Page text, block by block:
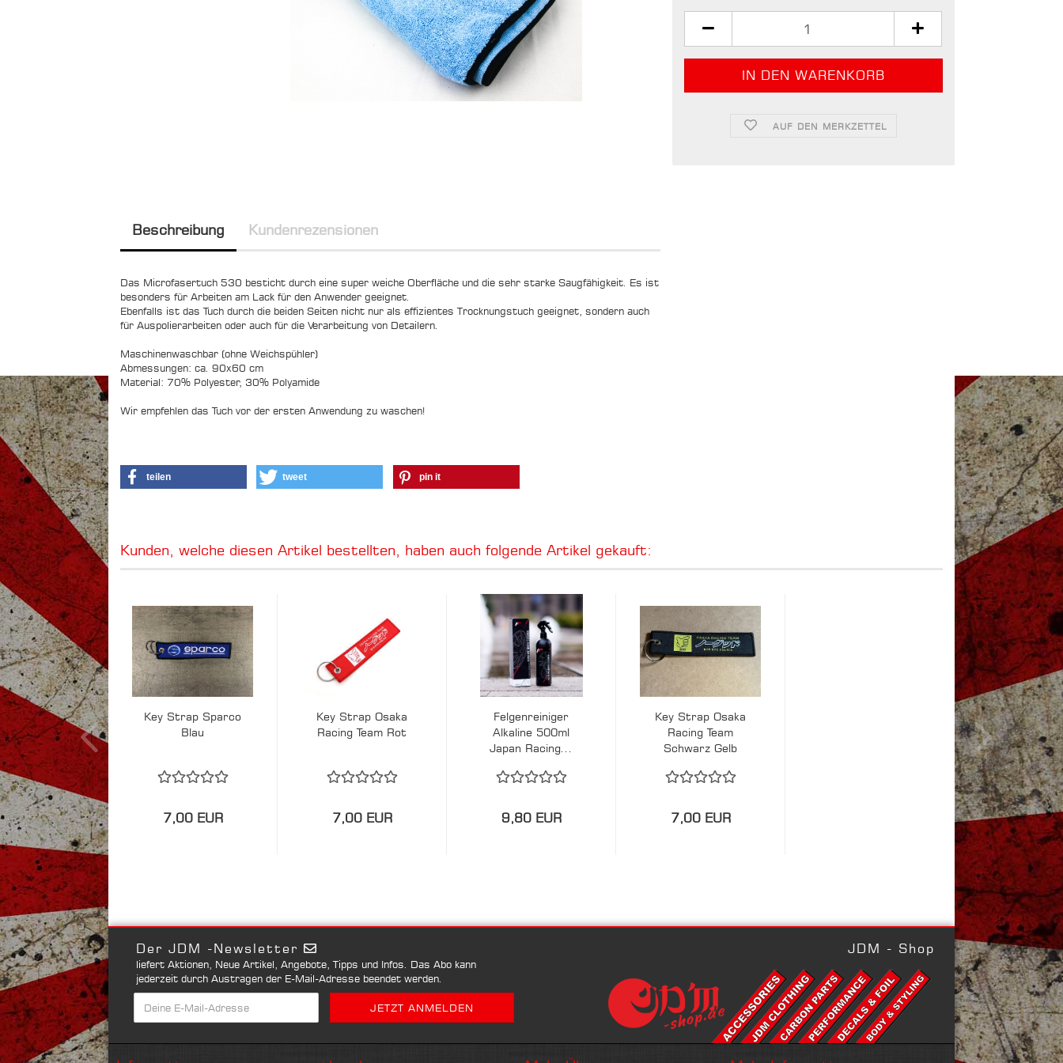
AUF DEN MERKZETTEL
Beschreibung Kundenrezensionen
Das Microfasertuch 530 besticht durch eine super weiche Oberfläche und die sehr starke Saugfähigkeit. Es ist
besonders für Arbeiten am Lack für den Anwender geeignet.
Ebenfalls ist das Tuch durch die beiden Seiten nicht nur als effizientes Trocknungstuch geeignet, sondern auch
für Auspolierarbeiten oder auch für die Verarbeitung von Detailern.
Maschinenwaschbar (ohne Weichspühler)
Abmessungen: ca. 90x60 cm
Material: 70% Polyester, 30% Polyamide
Wir empfehlen das Tuch vor der ersten Anwendung zu waschen!
teilen tweet pin it
Kunden, welche diesen Artikel bestellten, haben auch folgende Artikel gekauft:
Key Strap Sparco
Blau
7,00 EUR
Key Strap Osaka
Racing Team Rot
7,00 EUR
Felgenreiniger
Alkaline 500ml
Japan Racing...
9,80 EUR
Key Strap Osaka
Racing Team
Schwarz Gelb
7,00 EUR
Der JDM -Newsletter
liefert Aktionen, Neue Artikel, Angebote, Tipps und Infos. Das Abo kann
jederzeit durch Austragen der E-Mail-Adresse beendet werden.
JDM - Shop